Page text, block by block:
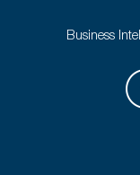
Business